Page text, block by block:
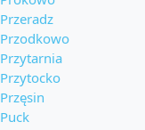
Przeradz
Przodkowo
Przytarnia
Przytocko
Przęsin
Puck